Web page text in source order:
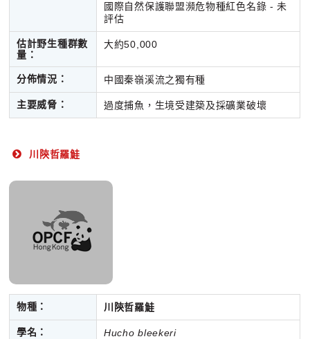
國際自然保護聯盟瀕危物種紅色名錄 - 未
評估
估計野生種群數
量：
大約50,000
分佈情況： 中國秦嶺溪流之獨有種
主要威脅： 過度捕魚，生境受建築及採礦業破壞
川陝哲羅鮭
物種： 川陝哲羅鮭
學名： Hucho bleekeri